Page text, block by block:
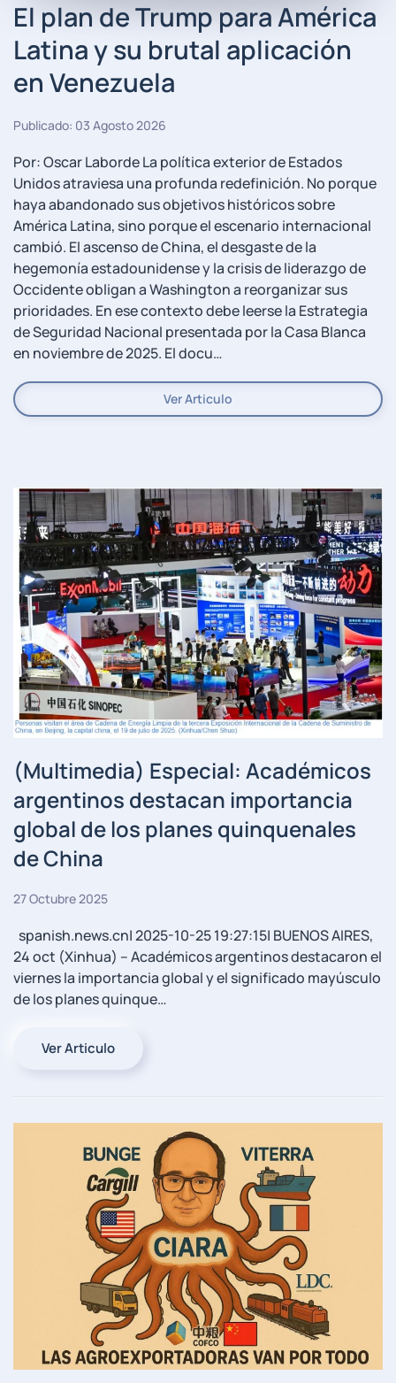
El plan de Trump para América
Latina y su brutal aplicación
en Venezuela
Publicado: 03 Agosto 2026
Por: Oscar Laborde La política exterior de Estados
Unidos atraviesa una profunda redefinición. No porque
haya abandonado sus objetivos históricos sobre
América Latina, sino porque el escenario internacional
cambió. El ascenso de China, el desgaste de la
hegemonía estadounidense y la crisis de liderazgo de
Occidente obligan a Washington a reorganizar sus
prioridades. En ese contexto debe leerse la Estrategia
de Seguridad Nacional presentada por la Casa Blanca
en noviembre de 2025. El docu…
Ver Articulo
(Multimedia) Especial: Académicos
argentinos destacan importancia
global de los planes quinquenales
de China
27 Octubre 2025
spanish.news.cn| 2025-10-25 19:27:15| BUENOS AIRES,
24 oct (Xinhua) -- Académicos argentinos destacaron el
viernes la importancia global y el significado mayúsculo
de los planes quinque…
Ver Articulo